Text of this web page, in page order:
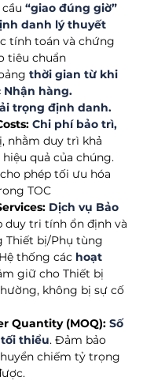
“giao đúng giờ”
danh lý thuyết
tính toán và chứng
tiêu chuẩn
thời gian từ khi
hàng.
trọng định danh.
Chi phí bảo trì,
nhằm duy trì khả
quả của chúng.
phép tối ưu hóa
TOC
Dịch vụ Bảo
duy tri tính ổn định và
Thiết bị/Phụ tùng
Hệ thống các hoạt
giữ cho Thiết bị
không bị sự cố
Quantity (MOQ): Số
thiểu. Đảm bảo
chiếm tỷ trọng